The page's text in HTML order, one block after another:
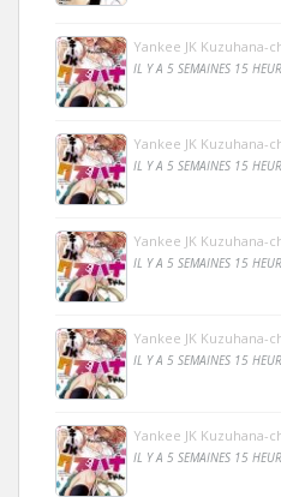
Yankee JK Kuzuhana-
IL Y A 5 SEMAINES 15
Yankee JK Kuzuhana-
IL Y A 5 SEMAINES 15
Yankee JK Kuzuhana-
IL Y A 5 SEMAINES 15
Yankee JK Kuzuhana-
IL Y A 5 SEMAINES 15
Yankee JK Kuzuhana-
IL Y A 5 SEMAINES 15